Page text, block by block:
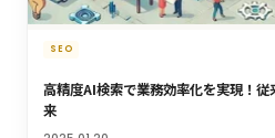
SEO
高精度AI検索で業務効率化を実現！
来